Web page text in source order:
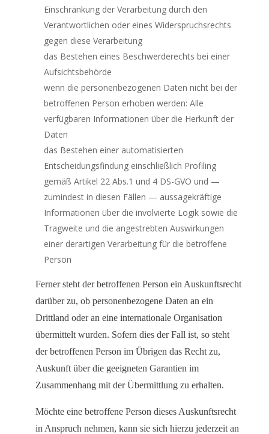
Einschränkung der Verarbeitung durch den
Verantwortlichen oder eines Widerspruchsrechts
gegen diese Verarbeitung
das Bestehen eines Beschwerderechts bei einer
Aufsichtsbehörde
wenn die personenbezogenen Daten nicht bei der
betroffenen Person erhoben werden: Alle
verfügbaren Informationen über die Herkunft der
Daten
das Bestehen einer automatisierten
Entscheidungsfindung einschließlich Profiling
gemäß Artikel 22 Abs.1 und 4 DS-GVO und —
zumindest in diesen Fällen — aussagekräftige
Informationen über die involvierte Logik sowie die
Tragweite und die angestrebten Auswirkungen
einer derartigen Verarbeitung für die betroffene
Person
Ferner steht der betroffenen Person ein Auskunftsrecht
darüber zu, ob personenbezogene Daten an ein
Drittland oder an eine internationale Organisation
übermittelt wurden. Sofern dies der Fall ist, so steht
der betroffenen Person im Übrigen das Recht zu,
Auskunft über die geeigneten Garantien im
Zusammenhang mit der Übermittlung zu erhalten.
Möchte eine betroffene Person dieses Auskunftsrecht
in Anspruch nehmen, kann sie sich hierzu jederzeit an